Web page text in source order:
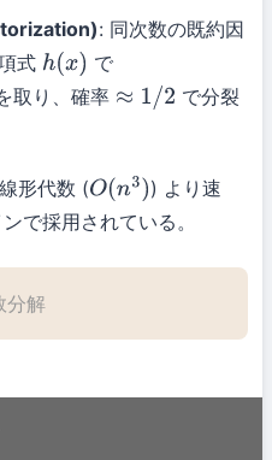
: 同次数の既約因
式 h(x)
で
取り、確率 ≈1 /2
で分裂
形代数 (O(n3) ) より速
で採用されている。
分解